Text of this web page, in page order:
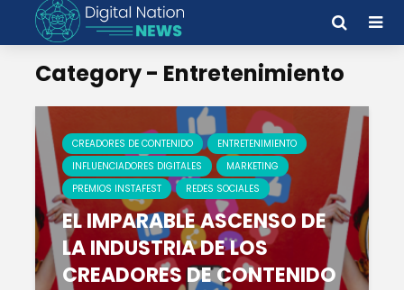
Category - Entretenimiento
CREADORES DE CONTENIDO
ENTRETENIMIENTO
INFLUENCIADORES DIGITALES
MARKETING
PREMIOS INSTAFEST
REDES SOCIALES
EL IMPARABLE ASCENSO DE
LA INDUSTRIA DE LOS
CREADORES DE CONTENIDO